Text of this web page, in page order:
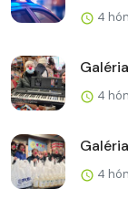
4
4
4